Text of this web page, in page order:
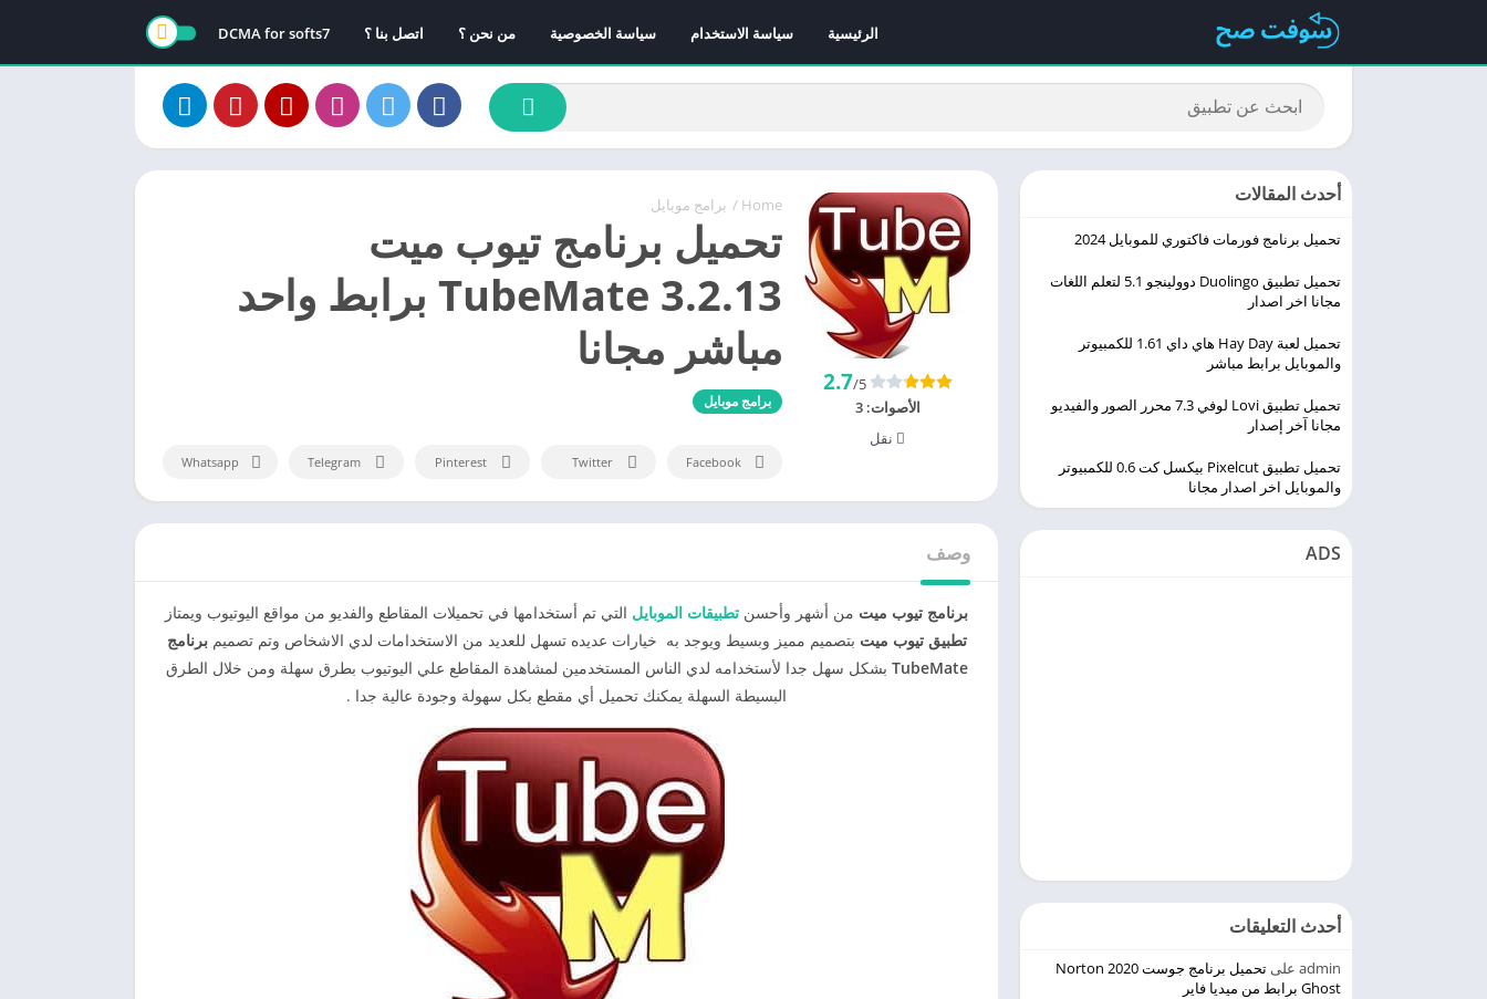
الرئيسية سياسة الاستخدام سياسة الخصوصية من نحن ؟ اتصل بنا ؟ DCMA for softs7
Home
/ برامج موبايل
تحميل برنامج تيوب ميت
TubeMate 3.2.13 برابط واحد
مباشر مجانا
برامج موبايل
2.7/5
الأصوات:3
نقل
Facebook
Twitter
Pinterest
Telegram
Whatsapp
وصف
برنامج تيوب ميت من أشهر وأحسن تطبيقات الموبايل التي تم أستخدامها في تحميلات المقاطع والفديو من مواقع اليوتيوب ويمتاز
تطبيق تيوب ميت بتصميم مميز وبسيط ويوجد به خيارات عديده تسهل للعديد من الاستخدامات لدي الاشخاص وتم تصميمبرنامج
TubeMate بشكل سهل جدا لأستخدامه لدي الناس المستخدمين لمشاهدة المقاطع علي اليوتيوب بطرق سهلة ومن خلال الطرق
البسيطة السهلة يمكنك تحميل أي مقطع بكل سهولة وجودة عالية جدا .
أحدث المقالات
تحميل برنامج فورمات فاكتوري للموبايل 2024
تحميل تطبيق Duolingo ‏دوولينجو 5.1 لتعلم اللغات
مجانا اخر اصدار
تحميل لعبة Hay Day هاي داي 1.61 للكمبيوتر
والموبايل برابط مباشر
تحميل تطبيق Lovi لوفي 7.3 محرر الصور والفيديو
مجانا آخر إصدار
تحميل تطبيق Pixelcut بيكسل كت 0.6 للكمبيوتر
والموبايل اخر اصدار مجانا
ADS
أحدث التعليقات
admin على
تحميل برنامج جوست 2020 Norton
Ghost برابط من ميديا فاير